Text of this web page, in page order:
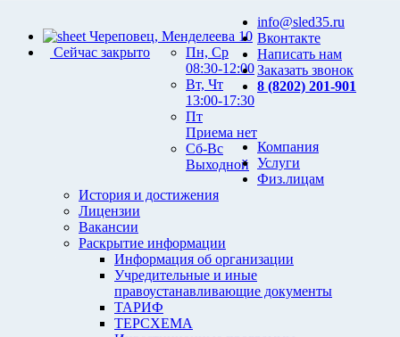
Череповец, Менделеева 10
Сейчас закрыто
Пн, Ср
08:30-12:00
Вт, Чт
13:00-17:30
Пт
Приема нет
Сб-Вс
Выходной
info@sled35.ru
Вконтакте
Написать нам
Заказать звонок
8 (8202) 201-901
Компания
История и достижения
Лицензии
Вакансии
Раскрытие информации
Информация об организации
Учредительные и иные
правоустанавливающие документы
ТАРИФ
ТЕРСХЕМА
Услуги
Физ.лицам